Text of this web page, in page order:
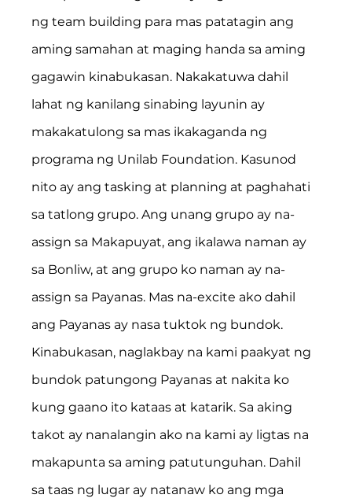
ng team building para mas patatagin ang
aming samahan at maging handa sa aming
gagawin kinabukasan. Nakakatuwa dahil
lahat ng kanilang sinabing layunin ay
makakatulong sa mas ikakaganda ng
programa ng Unilab Foundation. Kasunod
nito ay ang tasking at planning at paghahati
sa tatlong grupo. Ang unang grupo ay na-
assign sa Makapuyat, ang ikalawa naman ay
sa Bonliw, at ang grupo ko naman ay na-
assign sa Payanas. Mas na-excite ako dahil
ang Payanas ay nasa tuktok ng bundok.
Kinabukasan, naglakbay na kami paakyat ng
bundok patungong Payanas at nakita ko
kung gaano ito kataas at katarik. Sa aking
takot ay nanalangin ako na kami ay ligtas na
makapunta sa aming patutunguhan. Dahil
sa taas ng lugar ay natanaw ko ang mga